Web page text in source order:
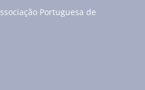
Portuguesa de